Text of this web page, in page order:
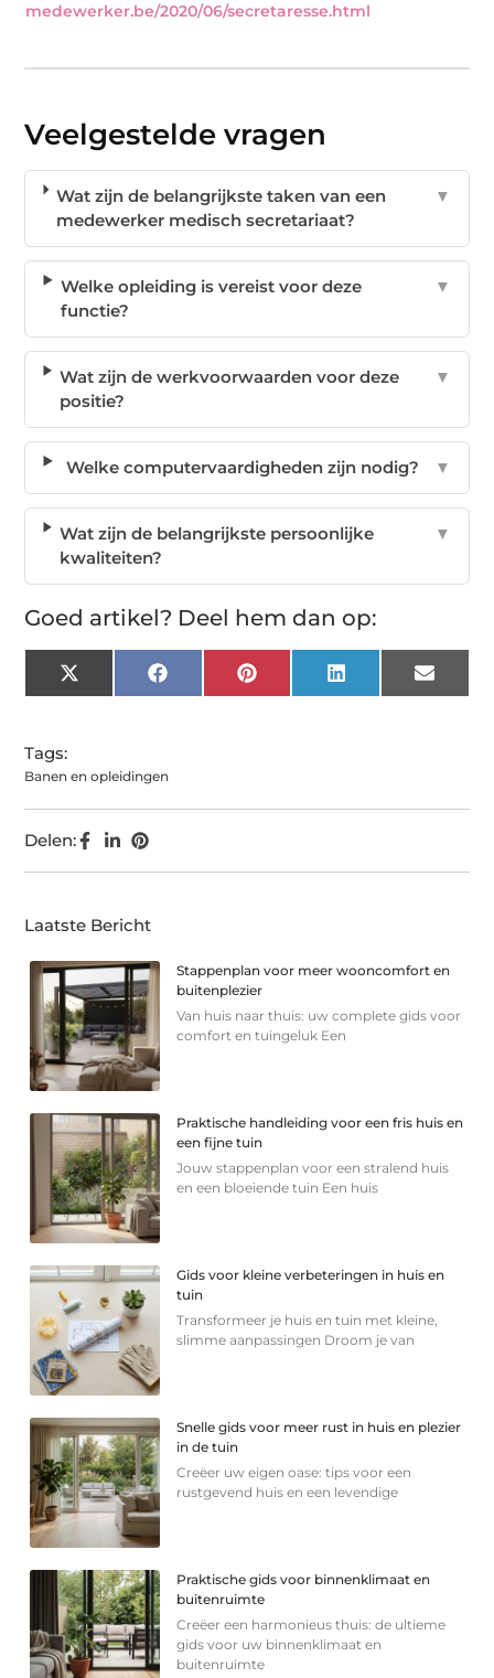
medewerker.be/2020/06/secretaresse.html
Veelgestelde vragen
Wat zijn de belangrijkste taken van een
medewerker medisch secretariaat?
▼
Welke opleiding is vereist voor deze
functie?
▼
Wat zijn de werkvoorwaarden voor deze
positie?
▼
Welke computervaardigheden zijn nodig? ▼
Wat zijn de belangrijkste persoonlijke
kwaliteiten?
▼
Goed artikel? Deel hem dan op:
X
(Twitter)
Facebook Pinterest LinkedIn Email
Tags:
Banen en opleidingen
Delen:
Laatste Bericht
Stappenplan voor meer wooncomfort en
buitenplezier
Van huis naar thuis: uw complete gids voor
comfort en tuingeluk Een
Praktische handleiding voor een fris huis en
een fijne tuin
Jouw stappenplan voor een stralend huis
en een bloeiende tuin Een huis
Gids voor kleine verbeteringen in huis en
tuin
Transformeer je huis en tuin met kleine,
slimme aanpassingen Droom je van
Snelle gids voor meer rust in huis en plezier
in de tuin
Creëer uw eigen oase: tips voor een
rustgevend huis en een levendige
Praktische gids voor binnenklimaat en
buitenruimte
Creëer een harmonieus thuis: de ultieme
gids voor uw binnenklimaat en
buitenruimte